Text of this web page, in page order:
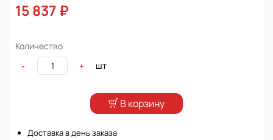
15 837 ₽
Количество
-
+ шт
В корзину
Доставка в день заказа